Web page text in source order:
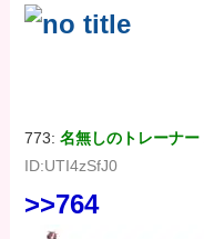
773:名無しのトレーナー
ID:UTI4zSfJ0
>>764